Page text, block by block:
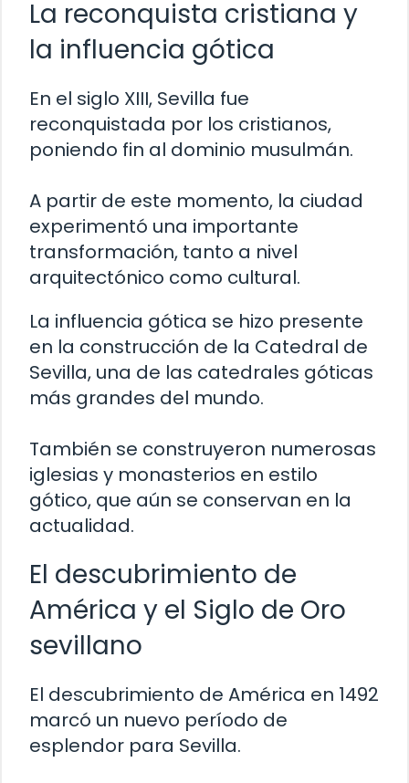
La reconquista cristiana y
la influencia gótica
En el siglo XIII, Sevilla fue
reconquistada por los cristianos,
poniendo fin al dominio musulmán.
A partir de este momento, la ciudad
experimentó una importante
transformación, tanto a nivel
arquitectónico como cultural.
La influencia gótica se hizo presente
en la construcción de la Catedral de
Sevilla, una de las catedrales góticas
más grandes del mundo.
También se construyeron numerosas
iglesias y monasterios en estilo
gótico, que aún se conservan en la
actualidad.
El descubrimiento de
América y el Siglo de Oro
sevillano
El descubrimiento de América en 1492
marcó un nuevo período de
esplendor para Sevilla.